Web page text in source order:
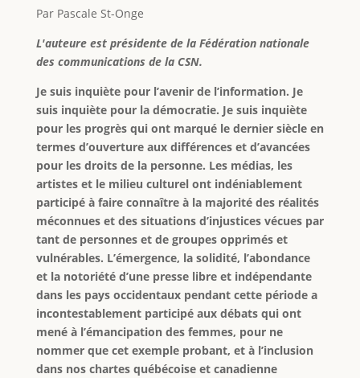
Par Pascale St-Onge
L'auteure est présidente de la Fédération nationale
des communications de la CSN.
Je suis inquiète pour l’avenir de l’information. Je
suis inquiète pour la démocratie. Je suis inquiète
pour les progrès qui ont marqué le dernier siècle en
termes d’ouverture aux différences et d’avancées
pour les droits de la personne. Les médias, les
artistes et le milieu culturel ont indéniablement
participé à faire connaître à la majorité des réalités
méconnues et des situations d’injustices vécues par
tant de personnes et de groupes opprimés et
vulnérables. L’émergence, la solidité, l’abondance
et la notoriété d’une presse libre et indépendante
dans les pays occidentaux pendant cette période a
incontestablement participé aux débats qui ont
mené à l’émancipation des femmes, pour ne
nommer que cet exemple probant, et à l’inclusion
dans nos chartes québécoise et canadienne